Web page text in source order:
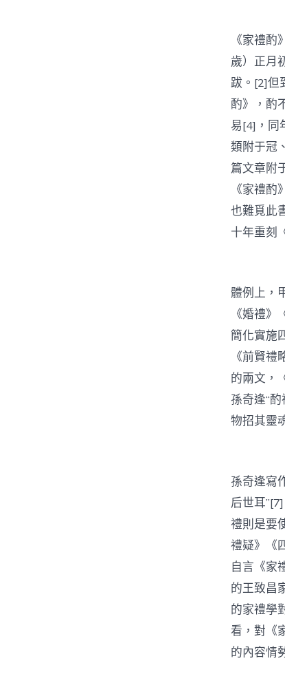
《家禮
歲）正月
跋。[2]但
酌》，酌
易[4]，同
類附于冠
篇文章附
《家禮
也難覓此
十年重刻
體例上，
《婚禮
簡化實施
《前賢
的兩文，
孫奇逢“
物招其靈
孫奇逢寫
后世耳
禮則是要
禮疑》《
自言《家
的王致昌
的家禮學
看，對《
的內容情